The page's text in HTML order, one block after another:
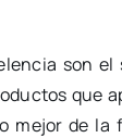
son el
que
mejor de la